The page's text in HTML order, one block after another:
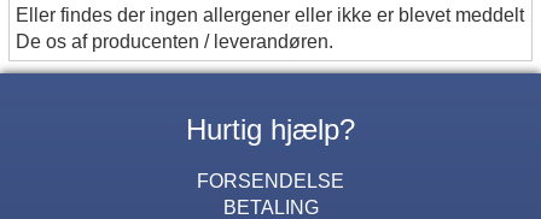
Eller findes der ingen allergener eller ikke er blevet meddelt
De os af producenten / leverandøren.
Hurtig hjælp?
FORSENDELSE
BETALING